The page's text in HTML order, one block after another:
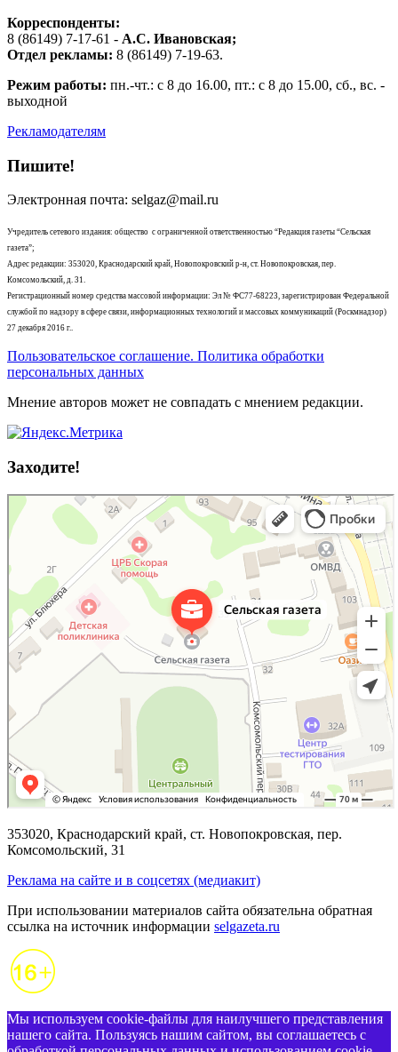
Корреспонденты:
8 (86149) 7-17-61 - А.С. Ивановская;
Отдел рекламы: 8 (86149) 7-19-63.
Режим работы: пн.-чт.: с 8 до 16.00, пт.: с 8 до 15.00, сб., вс. -
выходной
Рекламодателям
Пишите!
Электронная почта: selgaz@mail.ru
Учредитель сетевого издания: общество с ограниченной ответственностью “Редакция газеты “Сельская
газета”;
Адрес редакции: 353020, Краснодарский край, Новопокровский р-н, ст. Новопокровская, пер.
Комсомольский, д. 31.
Регистрационный номер средства массовой информации: Эл № ФС77-68223, зарегистрирован Федеральной
службой по надзору в сфере связи, информационных технологий и массовых коммуникаций (Роскмнадзор)
27 декабря 2016 г..
Пользовательское соглашение. Политика обработки
персональных данных
Мнение авторов может не совпадать с мнением редакции.
Заходите!
353020, Краснодарский край, ст. Новопокровская, пер.
Комсомольский, 31
Реклама на сайте и в соцсетях (медиакит)
При использовании материалов сайта обязательна обратная
ссылка на источник информации selgazeta.ru
Мы используем cookie-файлы для наилучшего представления
нашего сайта. Пользуясь нашим сайтом, вы соглашаетесь с